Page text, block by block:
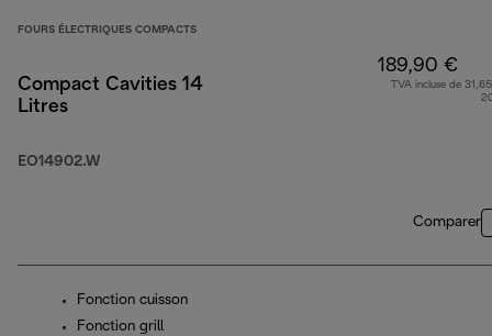
FOURS ÉLECTRIQUES COMPACTS
Compact Cavities 14
Litres
EO14902.W
189,90 €
TVA incluse de
Comparer
Fonction cuisson
Fonction grill